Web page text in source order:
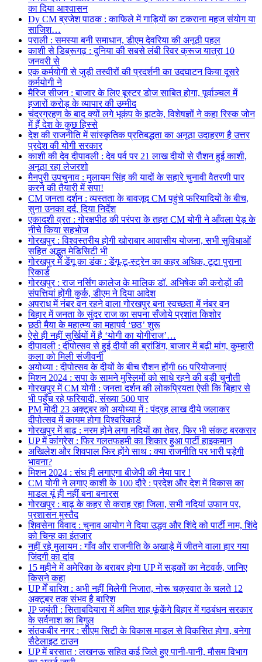
का दिया आश्वासन
Dy CM ब्रजेश पाठक : काफिले में गाड़ियों का टकराना महज संयोग या
साजिश…
पराली : समस्या बनी समाधान, डीएम देवरिया की अनूठी पहल
काशी से डिब्रूगढ़ : दुनिया की सबसे लंबी रिवर क्रूज यात्रा 10
जनवरी से
एक कर्मयोगी से जुड़ी तस्वीरों की प्रदर्शनी का उदघाटन किया दूसरे
कर्मयोगी ने
मैरिज सीजन : बाजार के लिए बूस्टर डोज साबित होगा, पूर्वाञ्चल में
हजारों करोड़ के व्यापार की उम्मीद
चंद्रग्रहण के बाद क्यों लगे भूकंप के झटके, विशेषज्ञों ने कहा रिस्क जोन
में हैं देश के कुछ हिस्से
देश की राजनीति में सांस्कृतिक प्रतिबद्धता का अनूठा उदाहरण है उत्तर
प्रदेश की योगी सरकार
काशी की देव दीपावली : देव पर्व पर 21 लाख दीयों से रौशन हुई काशी,
अनूठा रहा लेजरशो
मैनपुरी उपचुनाव : मुलायम सिंह की यादों के सहारे चुनावी वैतरणी पार
करने की तैयारी में सपा!
CM जनता दर्शन : व्यस्तता के बावजूद CM पहुंचे फरियादियों के बीच,
सुना उनका दर्द, दिया निर्देश
एकादशी व्रत : गोरक्षपीठ की परंपरा के तहत CM योगी ने आँवला पेड़ के
नीचे किया सहभोज
गोरखपुर : विश्वस्तरीय होगी खोराबार आवासीय योजना, सभी सुविधाओं
सहित अद्भुत मेडिसिटी भी
गोरखपुर में डेंगू का डंक : डेंगू-टू-स्ट्रेन का कहर अधिक, टूटा पुराना
रिकार्ड
गोरखपुर : राज नर्सिंग कालेज के मालिक डॉ. अभिषेक की करोड़ों की
संपत्तियां होंगी कुर्क, डीएम ने दिया आदेश
अपराध में नंबर वन रहने वाला गोरखपुर बना स्वच्छता में नंबर वन
बिहार में जनता के सुंदर राज का सपना सँजोये प्रशांत किशोर
छठी मैया के महात्म्य का महापर्व ‘छठ’ शुरू
ऐसे ही नहीं सुर्खियों में है ‘योगी का योगीराज’…
दीपावली : दीपोत्सव से हुई दीयों की ब्रांडिंग, बाजार में बढ़ी मांग, कुम्हारी
कला को मिली संजीवनी
अयोध्या : दीपोत्सव के दीयों के बीच रौशन होंगी 66 परियोजनाएं
मिशन 2024 : सपा के सामने मुस्लिमों को साधे रहने की बड़ी चुनौती
गोरखपुर में CM योगी : जनता दर्शन की लोकप्रियता ऐसी कि बिहार से
भी पहुँच रहे फरियादी, संख्या 500 पार
PM मोदी 23 अक्टूबर को अयोध्या में : पंद्रह लाख दीये जलाकर
दीपोत्सव में कायम होगा विश्वरिकार्ड
गोरखपुर में बाढ़ : नरम होने लगा नदियों का तेवर, फिर भी संकट बरकरार
UP में कांग्रेस : फिर गलतफहमी का शिकार हुआ पार्टी हाइकमान
अखिलेश और शिवपाल फिर होंगे साथ : क्या राजनीति पर भारी पड़ेगी
भावना?
मिशन 2024 : संघ ही लगाएगा बीजेपी की नैया पार !
CM योगी ने लगाए काशी के 100 दौरे : प्रदेश और देश में विकास का
माडल यूं ही नहीं बना बनारस
गोरखपुर : बाढ़ के कहर से कराह रहा जिला, सभी नदियां उफान पर,
प्रशासन मुस्तैद
शिवसेना विवाद : चुनाव आयोग ने दिया उद्धव और शिंदे को पार्टी नाम, शिंदे
को चिन्ह का इंतजार
नहीं रहे मुलायम : गाँव और राजनीति के अखाड़े में जीतने वाला हार गया
जिंदगी का दांव
15 महीने में अमेरिका के बराबर होगा UP में सड़कों का नेटवर्क, जानिए
किसने कहा
UP मेँ बारिश : अभी नहीं मिलेगी निजात, नोरू चक्रवात के चलते 12
अक्टूबर तक संभव है बारिश
JP जयंती : सिताबदियारा में अमित शाह फूंकेंगे बिहार में गठबंधन सरकार
के सर्वनाश का बिगुल
संतकबीर नगर : सीएम सिटी के विकास माडल से विकसित होगा, बनेगा
सैटेलाइट टाउन
UP में बरसात : लखनऊ सहित कई जिले हुए पानी-पानी, मौसम विभाग